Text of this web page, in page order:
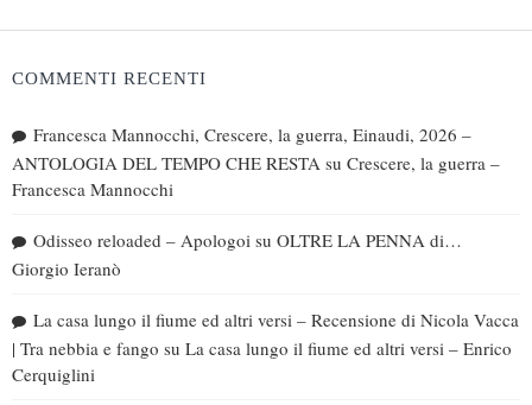
COMMENTI RECENTI
Francesca Mannocchi, Crescere, la guerra, Einaudi, 2026 –
ANTOLOGIA DEL TEMPO CHE RESTA su Crescere, la guerra –
Francesca Mannocchi
Odisseo reloaded – Apologoi su OLTRE LA PENNA di…
Giorgio Ieranò
La casa lungo il fiume ed altri versi – Recensione di Nicola Vacca
| Tra nebbia e fango su La casa lungo il fiume ed altri versi – Enrico
Cerquiglini